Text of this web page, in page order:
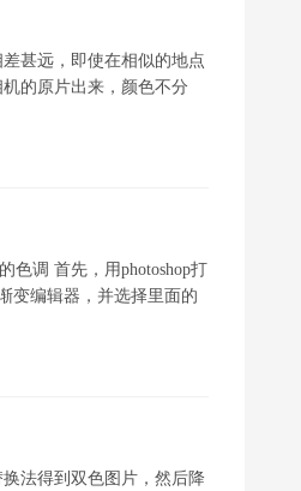
甚远，即使在相似的地点
的原片出来，颜色不分
色调 首先，用photoshop打
变编辑器，并选择里面的
法得到双色图片，然后降